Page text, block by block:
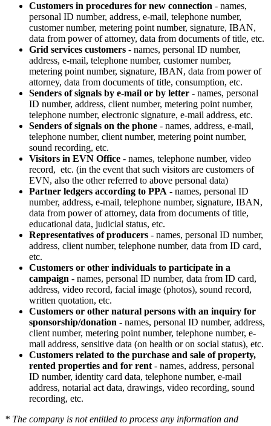
Customers in procedures for new connection - names,
personal ID number, address, e-mail, telephone number,
customer number, metering point number, signature, IBAN,
data from power of attorney, data from documents of title, etc.
Grid services customers - names, personal ID number,
address, e-mail, telephone number, customer number,
metering point number, signature, IBAN, data from power of
attorney, data from documents of title, consumption, etc.
Senders of signals by e-mail or by letter - names, personal
ID number, address, client number, metering point number,
telephone number, electronic signature, e-mail address, etc.
Senders of signals on the phone - names, address, e-mail,
telephone number, client number, metering point number,
sound recording, etc.
Visitors in EVN Office - names, telephone number, video
record, etc. (in the event that such visitors are customers of
EVN, also the other referred to above personal data)
Partner ledgers according to PPA - names, personal ID
number, address, e-mail, telephone number, signature, IBAN,
data from power of attorney, data from documents of title,
educational data, judicial status, etc.
Representatives of producers - names, personal ID number,
address, client number, telephone number, data from ID card,
etc.
Customers or other individuals to participate in a
campaign - names, personal ID number, data from ID card,
address, video record, facial image (photos), sound record,
written quotation, etc.
Customers or other natural persons with an inquiry for
sponsorship/donation - names, personal ID number, address,
client number, metering point number, telephone number, e-
mail address, sensitive data (on health or on social status), etc.
Customers related to the purchase and sale of property,
rented properties and for rent- names, address, personal
ID number, identity card data, telephone number, e-mail
address, notarial act data, drawings, video recording, sound
recording, etc.
* The company is not entitled to process any information and